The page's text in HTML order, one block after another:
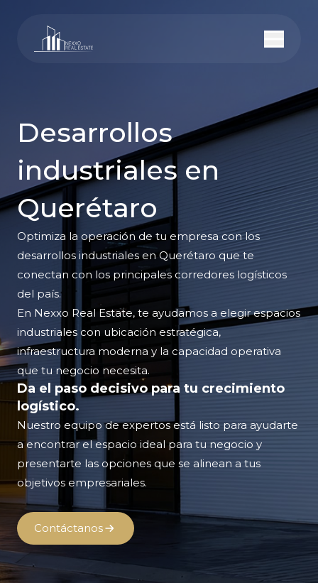
Desarrollos
industriales en
Querétaro
Optimiza la operación de tu empresa con los
desarrollos industriales en Querétaro que te
conectan con los principales corredores logísticos
del país.
En Nexxo Real Estate, te ayudamos a elegir espacios
industriales con ubicación estratégica,
infraestructura moderna y la capacidad operativa
que tu negocio necesita.
Da el paso decisivo para tu crecimiento
logístico.
Nuestro equipo de expertos está listo para ayudarte
a encontrar el espacio ideal para tu negocio y
presentarte las opciones que se alinean a tus
objetivos empresariales.
Contáctanos